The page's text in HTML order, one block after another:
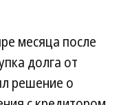
месяца после
долга от
решение о